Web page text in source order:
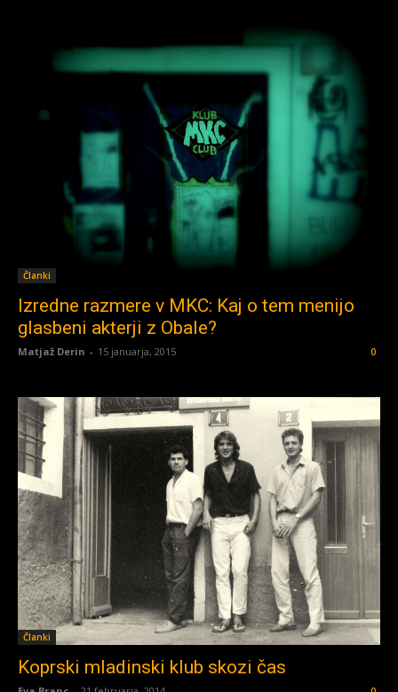
Članki
Izredne razmere v MKC: Kaj o tem menijo
glasbeni akterji z Obale?
Matjaž Derin - 15 januarja, 2015 0
Članki
Koprski mladinski klub skozi čas